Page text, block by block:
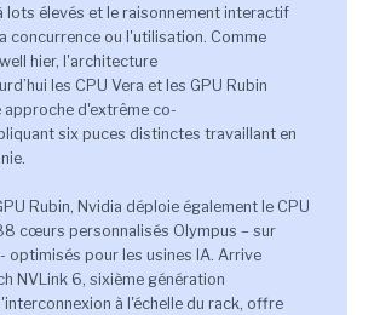
lots élevés et le raisonnement interactif
concurrence ou l'utilisation. Comme
hier, l'architecture
les CPU Vera et les GPU Rubin
approche d'extrême co-
six puces distinctes travaillant en
Rubin, Nvidia déploie également le CPU
cœurs personnalisés Olympus – sur
optimisés pour les usines IA. Arrive
NVLink 6, sixième génération
à l'échelle du rack, offre